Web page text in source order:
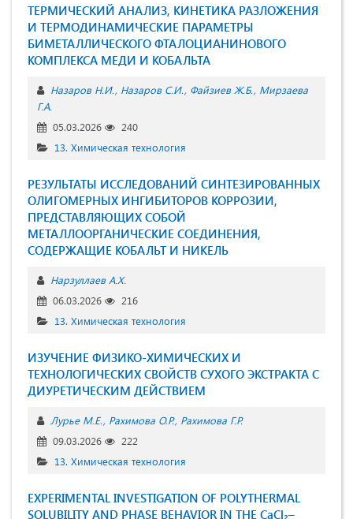
ТЕРМИЧЕСКИЙ АНАЛИЗ, КИНЕТИКА РАЗЛОЖЕНИЯ
И ТЕРМОДИНАМИЧЕСКИЕ ПАРАМЕТРЫ
БИМЕТАЛЛИЧЕСКОГО ФТАЛОЦИАНИНОВОГО
КОМПЛЕКСА МЕДИ И КОБАЛЬТА
Назаров Н.И. Назаров С.И. Файзиев Ж.Б. Мирзаева
Г.А.
05.03.2026
240
13. Химическая технология
РЕЗУЛЬТАТЫ ИССЛЕДОВАНИЙ СИНТЕЗИРОВАННЫХ
ОЛИГОМЕРНЫХ ИНГИБИТОРОВ КОРРОЗИИ,
ПРЕДСТАВЛЯЮЩИХ СОБОЙ
МЕТАЛЛООРГАНИЧЕСКИЕ СОЕДИНЕНИЯ,
СОДЕРЖАЩИЕ КОБАЛЬТ И НИКЕЛЬ
Нарзуллаев А.Х.
06.03.2026
216
13. Химическая технология
ИЗУЧЕНИЕ ФИЗИКО-ХИМИЧЕСКИХ И
ТЕХНОЛОГИЧЕСКИХ СВОЙСТВ СУХОГО ЭКСТРАКТА С
ДИУРЕТИЧЕСКИМ ДЕЙСТВИЕМ
Лурье М.Е. Рахимова О.Р. Рахимова Г.Р.
09.03.2026
222
13. Химическая технология
EXPERIMENTAL INVESTIGATION OF POLYTHERMAL
SOLUBILITY AND PHASE BEHAVIOR IN THE CaCl₂–